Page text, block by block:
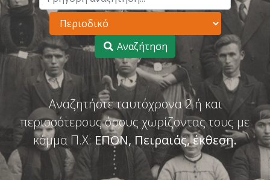
Αναζήτηση
Αναζητήστε ταυτόχρονα 2 ή και
περισσότερους όρους χωρίζοντας τους με
κόμμα Π.Χ: ΕΠΟΝ, Πειραιάς, έκθεση.